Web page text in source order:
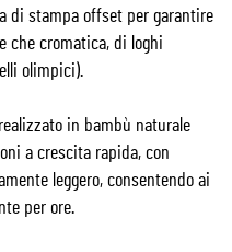
di stampa offset per garantire
che cromatica, di loghi
olimpici).
in bambù naturale
a crescita rapida, con
leggero, consentendo ai
per ore.